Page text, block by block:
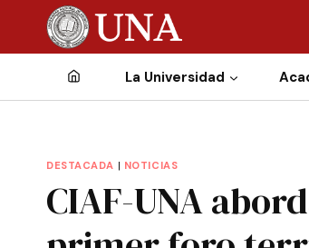
La Universidad
DESTACADA | NOTICIAS
CIAF-UNA